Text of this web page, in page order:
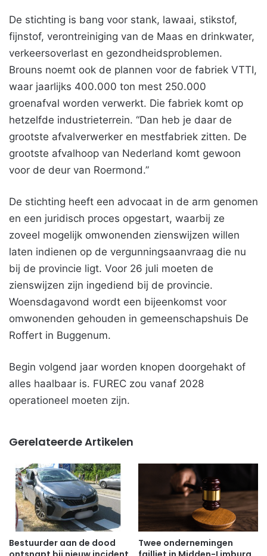
De stichting is bang voor stank, lawaai, stikstof,
fijnstof, verontreiniging van de Maas en drinkwater,
verkeersoverlast en gezondheidsproblemen.
Brouns noemt ook de plannen voor de fabriek VTTI,
waar jaarlijks 400.000 ton mest 250.000
groenafval worden verwerkt. Die fabriek komt op
hetzelfde industrieterrein. “Dan heb je daar de
grootste afvalverwerker en mestfabriek zitten. De
grootste afvalhoop van Nederland komt gewoon
voor de deur van Roermond.”
De stichting heeft een advocaat in de arm genomen
en een juridisch proces opgestart, waarbij ze
zoveel mogelijk omwonenden zienswijzen willen
laten indienen op de vergunningsaanvraag die nu
bij de provincie ligt. Voor 26 juli moeten de
zienswijzen zijn ingediend bij de provincie.
Woensdagavond wordt een bijeenkomst voor
omwonenden gehouden in gemeenschapshuis De
Roffert in Buggenum.
Begin volgend jaar worden knopen doorgehakt of
alles haalbaar is. FUREC zou vanaf 2028
operationeel moeten zijn.
Gerelateerde Artikelen
Bestuurder aan de dood
Twee ondernemingen